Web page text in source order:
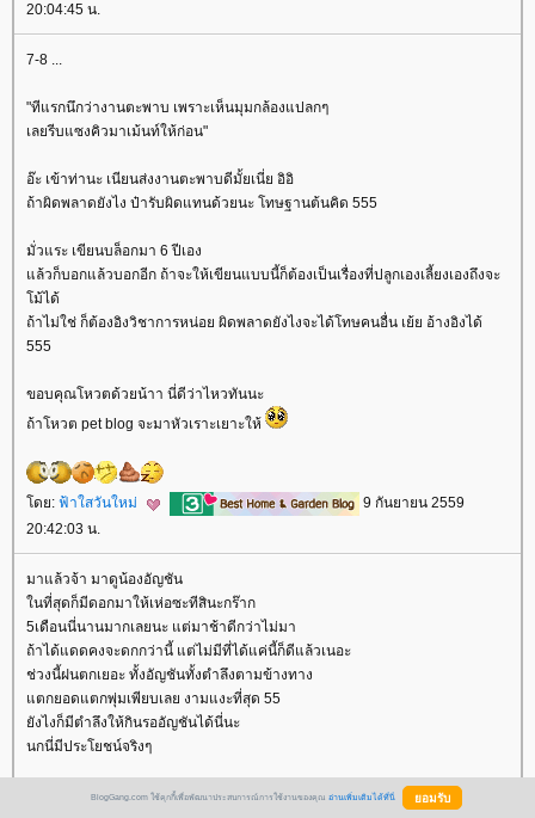
20:04:45 น.
7-8 ...
"ทีแรกนึกว่างานตะพาบ เพราะเห็นมุมกล้องแปลกๆ
เลยรีบแซงคิวมาเม้นท์ให้ก่อน"
อ๊ะ เข้าท่านะ เนียนส่งงานตะพาบดีมั้ยเนี่ย อิอิ
ถ้าผิดพลาดยังไง ป๋ารับผิดแทนด้วยนะ โทษฐานต้นคิด 555
มั่วแระ เขียนบล็อกมา 6 ปีเอง
ล้วก็บอกแล้วบอกอีก ถ้าจะให้เขียนแบบนี้ก็ต้องเป็นเรื่องที่ปลูกเองเลี้ยงเองถึงจะ
ม้ได้
ถ้าไม่ใช่ ก็ต้องอิงวิชาการหน่อย ผิดพลาดยังไงจะได้โทษคนอื่น เย้ย อ้างอิงได้
555
ขอบคุณโหวตด้วยน้าา นี่ดีว่าไหวทันนะ
ถ้าโหวต pet blog จะมาหัวเราะเยาะให้
ดย: ฟ้าใสวันใหม่
9 กันยายน 2559
20:42:03 น.
มาแล้วจ้า มาดูน้องอัญชัน
นที่สุดก็มีดอกมาให้เห่อซะทีสินะกร๊าก
5เดือนนี่นานมากเลยนะ แต่มาช้าดีกว่าไม่มา
ถ้าได้แดดคงจะดกกว่านี้ แต่ไม่มีที่ได้แค่นี้ก็ดีแล้วเนอะ
ช่วงนี้ฝนตกเยอะ ทั้งอัญชันทั้งตำลึงตามข้างทาง
ตกยอดแตกพุ่มเพียบเลย งามแงะที่สุด 55
ังไงก็มีตำลึงให้กินรออัญชันได้นี่นะ
นกนี่มีประโยชน์จริงๆ
รอดูน้ำอัญชัญนะตะเอง ของเรามีแต่แบบแห้ง
BlogGang.com ใช้คุกกี้เพื่อพัฒนาประสบการณ์การใช้งานของคุณ อ่านเพิ่มเติมได้ที่นี่